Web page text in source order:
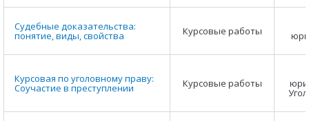
Судебные доказательства:
понятие, виды, свойства Курсовые работы
Курсовая по уголовному праву:
Соучастие в преступлении Курсовые работы